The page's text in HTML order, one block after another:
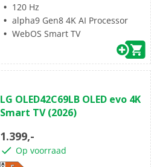
120 Hz
alpha9 Gen8 4K AI Processor
WebOS Smart TV
van
de
sterren.
LG OLED42C69LB OLED evo 4K
Smart TV (2026)
1.399,-
Op voorraad